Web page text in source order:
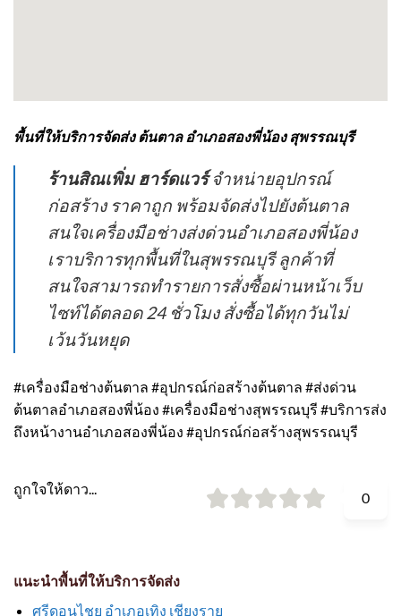
พื้นที่ให้บริการจัดส่ง ต้นตาล อำเภอสองพี่น้อง สุพรรณบุรี
ร้านสิณเพิ่ม ฮาร์ดแวร์จำหน่ายอุปกรณ์
ก่อสร้าง ราคาถูก พร้อมจัดส่งไปยังต้นตาล
สนใจเครื่องมือช่างส่งด่วนอำเภอสองพี่น้อง
เราบริการทุกพื้นที่ในสุพรรณบุรี ลูกค้าที่
สนใจสามารถทำรายการสั่งซื้อผ่านหน้าเว็บ
ไซท์ได้ตลอด 24 ชั่วโมง สั่งซื้อได้ทุกวันไม่
เว้นวันหยุด
#เครื่องมือช่างต้นตาล #อุปกรณ์ก่อสร้างต้นตาล #ส่งด่วน
ต้นตาลอำเภอสองพี่น้อง #เครื่องมือช่างสุพรรณบุรี #บริการส่ง
ถึงหน้างานอำเภอสองพี่น้อง #อุปกรณ์ก่อสร้างสุพรรณบุรี
ถูกใจให้ดาว...
0
แนะนำพื้นที่ให้บริการจัดส่ง
ศรีดอนไชย อำเภอเทิง เชียงราย